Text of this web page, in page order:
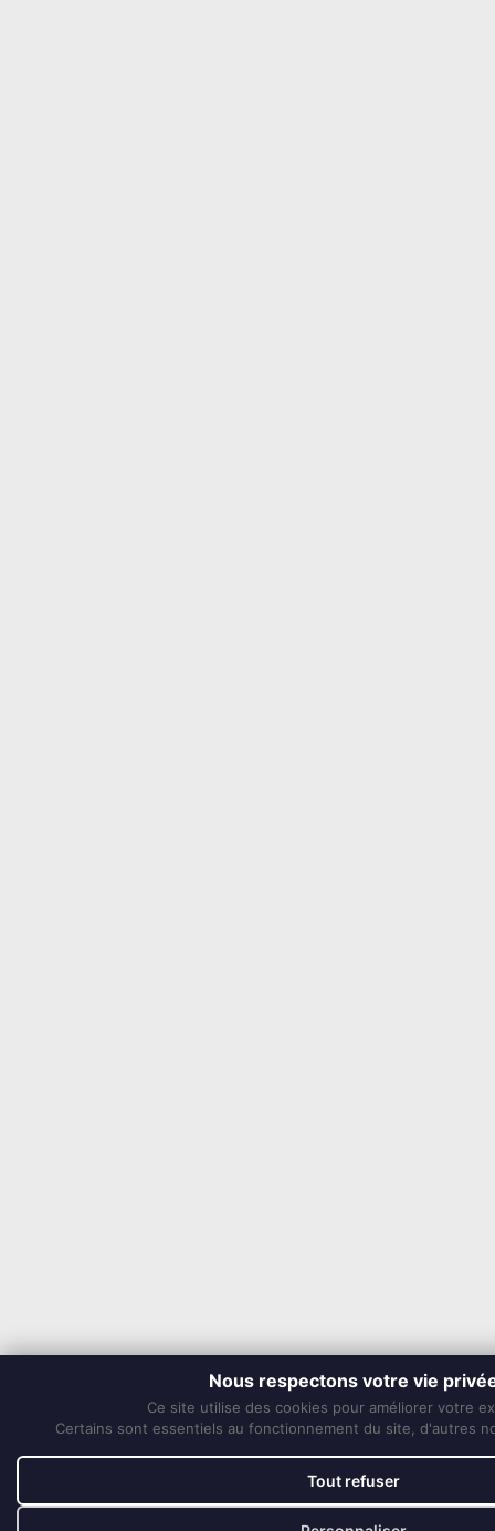
Nous respectons votre vie
Ce site utilise des cookies pour améliorer votre
Certains sont essentiels au fonctionnement du site, d'autres
Tout refuser